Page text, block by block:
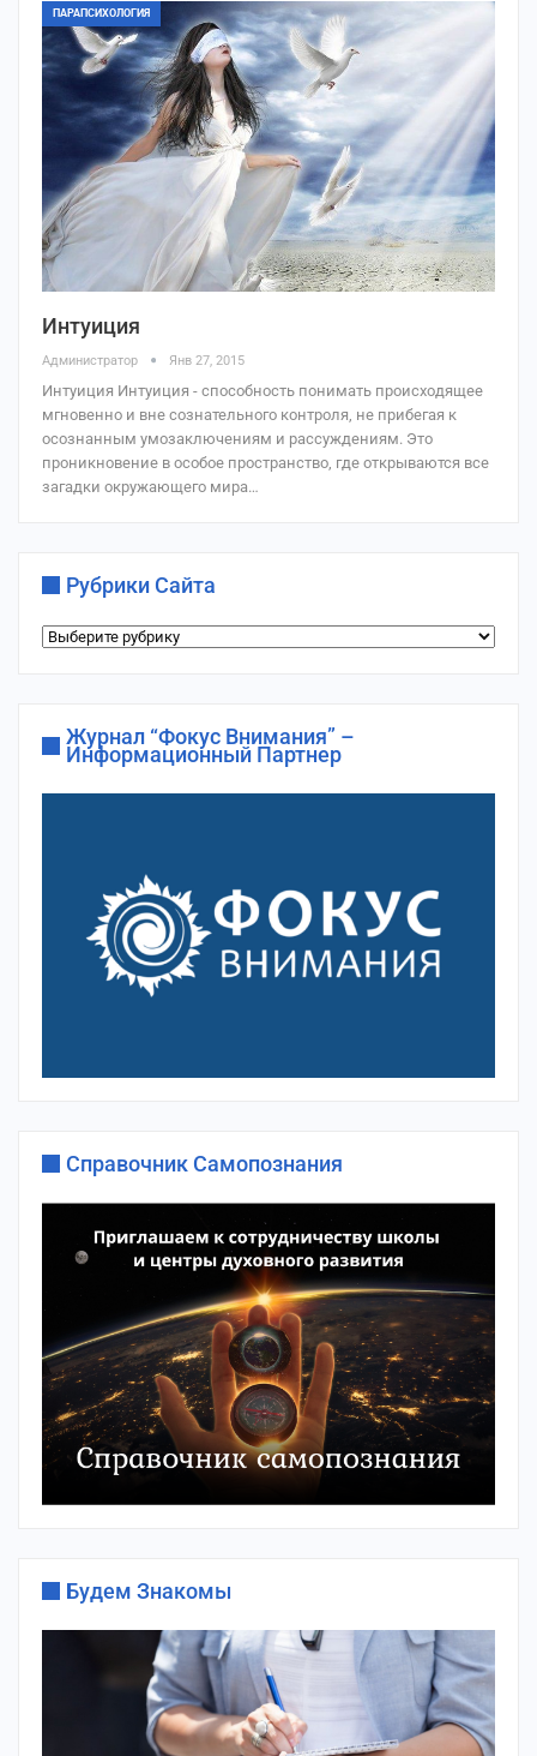
ПАРАПСИХОЛОГИЯ
Интуиция
Администратор Янв 27, 2015
Интуиция Интуиция - способность понимать происходящее
мгновенно и вне сознательного контроля, не прибегая к
осознанным умозаключениям и рассуждениям. Это
проникновение в особое пространство, где открываются все
загадки окружающего мира…
Рубрики Сайта
Рубрики
Журнал “Фокус Внимания” –
Информационный Партнер
Справочник Самопознания
Будем Знакомы